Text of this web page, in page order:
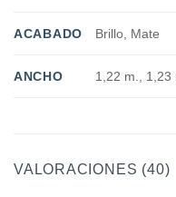
ACABADO Brillo, Mate
ANCHO 1,22 m., 1,23
VALORACIONES (40)